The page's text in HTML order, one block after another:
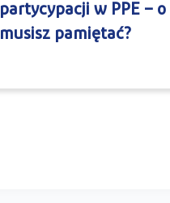
partycypacji w PPE – o
musisz pamiętać?